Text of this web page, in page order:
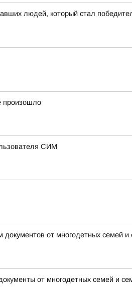
людей, который стал
произошло
СИМ
от многодетных семей
от многодетных семей и